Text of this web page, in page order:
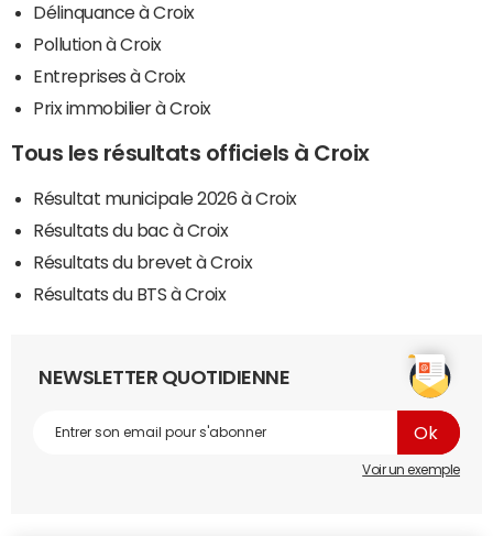
Délinquance à Croix
Pollution à Croix
Entreprises à Croix
Prix immobilier à Croix
Tous les résultats officiels à Croix
Résultat municipale 2026 à Croix
Résultats du bac à Croix
Résultats du brevet à Croix
Résultats du BTS à Croix
NEWSLETTER QUOTIDIENNE
Voir un exemple